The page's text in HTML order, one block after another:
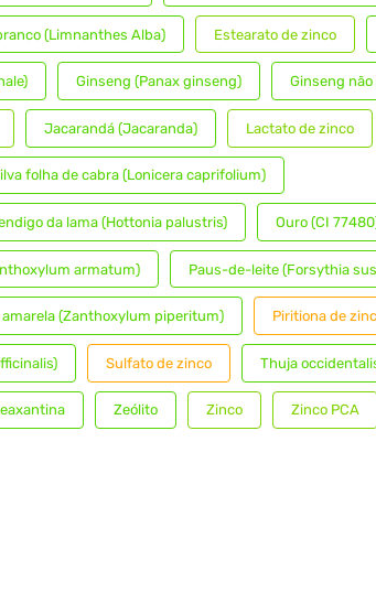
(Limnanthes Alba) Estearato de zinco
Ginseng (Panax ginseng) Ginseng
Jacarandá (Jacaranda) Lactato de zinco
folha de cabra (Lonicera caprifolium)
da lama (Hottonia palustris) Ouro (CI
armatum) Paus-de-leite (Forsythia
amarela (Zanthoxylum piperitum) Piritiona de
Sulfato de zinco Thuja
Zeólito Zinco Zinco PCA